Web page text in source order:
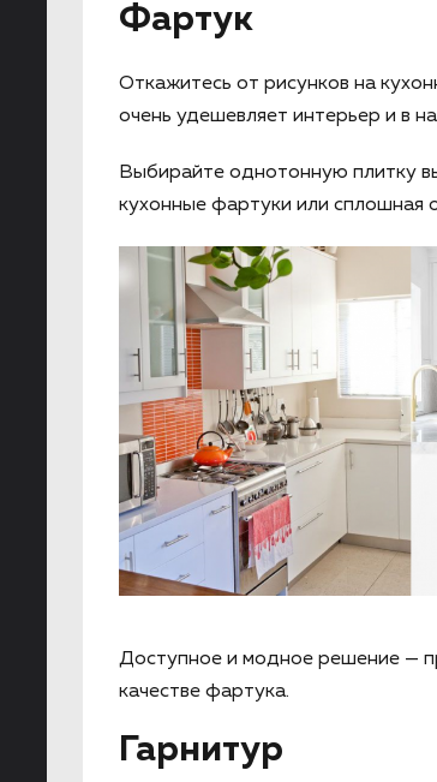
Фартук
Откажитесь от рисунков на
очень удешевляет интерьер и в
Выбирайте однотонную плитку
кухонные фартуки или сплошная
Доступное и модное решение —
качестве фартука.
Гарнитур